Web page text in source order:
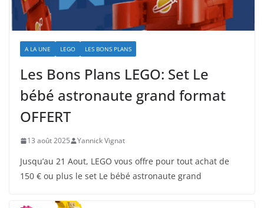
A LA UNE LEGO LES BONS PLANS
Les Bons Plans LEGO: Set Le
bébé astronaute grand format
OFFERT
13 août 2025 Yannick Vignat
Jusqu’au 21 Aout, LEGO vous offre pour tout achat de
150 € ou plus le set Le bébé astronaute grand